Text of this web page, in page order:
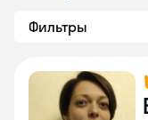
Фильтры